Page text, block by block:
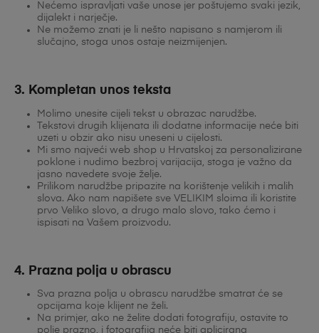
Nećemo ispravljati vaše unose jer poštujemo svaki jezik,
dijalekt i narječje.
Ne možemo znati je li nešto napisano s namjerom ili
slučajno, stoga unos ostaje neizmijenjen.
3. Kompletan unos teksta
Molimo unesite cijeli tekst u obrazac narudžbe.
Tekstovi drugih klijenata ili dodatne informacije neće biti
uzeti u obzir ako nisu uneseni u cijelosti.
Mi smo najveći web shop u Hrvatskoj za personalizirane
poklone i nudimo bezbroj varijacija, stoga je važno da
jasno navedete svoje želje.
Prilikom narudžbe pripazite na korištenje velikih i malih
slova. Ako nam napišete sve VELIKIM sloima ili koristite
prvo Veliko slovo, a drugo malo slovo, tako ćemo i
ispisati na Vašem proizvodu.
4. Prazna polja u obrascu
Sva prazna polja u obrascu narudžbe smatrat će se
opcijama koje klijent ne želi.
Na primjer, ako ne želite dodati fotografiju, ostavite to
polje prazno, i fotografija neće biti aplicirana